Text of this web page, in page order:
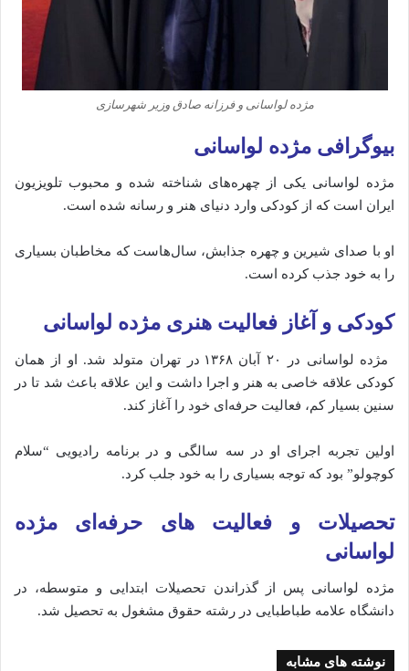
مژده لواسانی و فرزانه صادق وزیر شهرسازی
بیوگرافی مژده لواسانی
مژده لواسانی یکی از چهره‌های شناخته شده و محبوب تلویزیون
ایران است که از کودکی وارد دنیای هنر و رسانه شده است.
او با صدای شیرین و چهره جذابش، سال‌هاست که مخاطبان بسیاری
را به خود جذب کرده است.
کودکی و آغاز فعالیت هنری مژده لواسانی
مژده لواسانی در ۲۰ آبان ۱۳۶۸ در تهران متولد شد. او از همان
کودکی علاقه خاصی به هنر و اجرا داشت و این علاقه باعث شد تا در
سنین بسیار کم، فعالیت حرفه‌ای خود را آغاز کند.
اولین تجربه اجرای او در سه سالگی و در برنامه رادیویی “سلام
کوچولو” بود که توجه بسیاری را به خود جلب کرد.
تحصیلات و فعالیت‌ های حرفه‌ای مژده
لواسانی
مژده لواسانی پس از گذراندن تحصیلات ابتدایی و متوسطه، در
دانشگاه علامه طباطبایی در رشته حقوق مشغول به تحصیل شد.
نوشته های مشابه